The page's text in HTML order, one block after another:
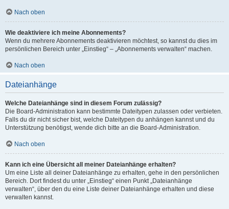
Nach oben
Wie deaktiviere ich meine Abonnements?
Wenn du mehrere Abonnements deaktivieren möchtest, so kannst du dies im
persönlichen Bereich unter „Einstieg“ – „Abonnements verwalten“ machen.
Nach oben
Dateianhänge
Welche Dateianhänge sind in diesem Forum zulässig?
Die Board-Administration kann bestimmte Dateitypen zulassen oder verbieten.
Falls du dir nicht sicher bist, welche Dateitypen du anhängen kannst und du
Unterstützung benötigst, wende dich bitte an die Board-Administration.
Nach oben
Kann ich eine Übersicht all meiner Dateianhänge erhalten?
Um eine Liste all deiner Dateianhänge zu erhalten, gehe in den persönlichen
Bereich. Dort findest du unter „Einstieg“ einen Punkt „Dateianhänge
verwalten“, über den du eine Liste deiner Dateianhänge erhalten und diese
verwalten kannst.